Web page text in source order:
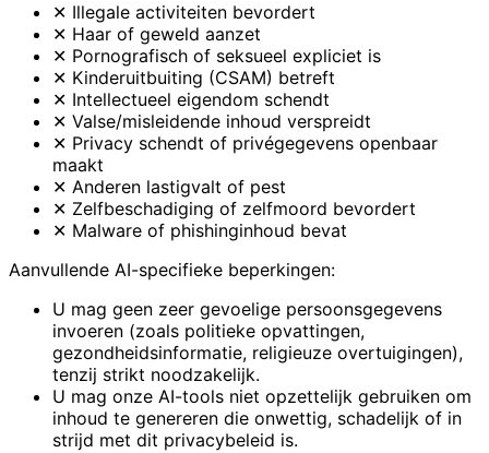
✕ Illegale activiteiten bevordert
✕ Haar of geweld aanzet
✕ Pornografisch of seksueel expliciet is
✕ Kinderuitbuiting (CSAM) betreft
✕ Intellectueel eigendom schendt
✕ Valse/misleidende inhoud verspreidt
✕ Privacy schendt of privégegevens openbaar
maakt
✕ Anderen lastigvalt of pest
✕ Zelfbeschadiging of zelfmoord bevordert
✕ Malware of phishinginhoud bevat
Aanvullende AI-specifieke beperkingen:
U mag geen zeer gevoelige persoonsgegevens
invoeren (zoals politieke opvattingen,
gezondheidsinformatie, religieuze overtuigingen),
tenzij strikt noodzakelijk.
U mag onze AI-tools niet opzettelijk gebruiken om
inhoud te genereren die onwettig, schadelijk of in
strijd met dit privacybeleid is.